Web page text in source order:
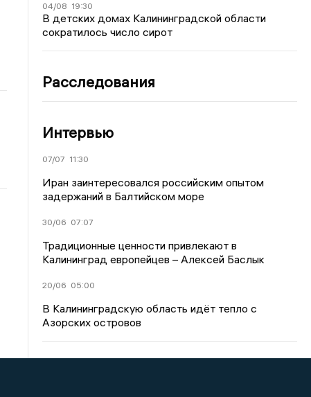
04/08 19:30
В детских домах Калининградской области
сократилось число сирот
Расследования
Интервью
07/07 11:30
Иран заинтересовался российским опытом
задержаний в Балтийском море
30/06 07:07
Традиционные ценности привлекают в
Калининград европейцев – Алексей Баслык
20/06 05:00
В Калининградскую область идёт тепло с
Азорских островов